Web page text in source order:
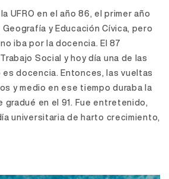
UFRO en el año 86, el primer año
y Educación Cívica, pero
iba por la docencia. El 87
Social y hoy día una de las
es docencia. Entonces, las vueltas
y medio en ese tiempo duraba la
gradué en el 91. Fue entretenido,
universitaria de harto crecimiento,